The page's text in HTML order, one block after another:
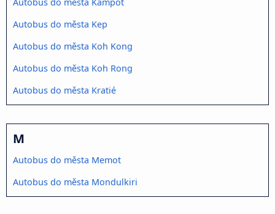
Autobus do města Kep
Autobus do města Koh Kong
Autobus do města Koh Rong
Autobus do města Kratié
M
Autobus do města Memot
Autobus do města Mondulkiri